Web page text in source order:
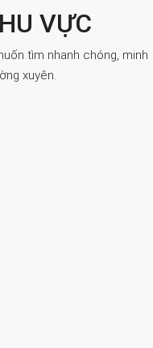
VỰC
tìm nhanh chóng, minh
xuyên.